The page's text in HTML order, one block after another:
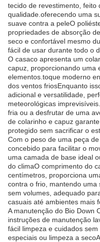
tecido de revestimento, feito
qualidade.oferecendo uma
suave contra a peleO
propriedades de absorção
seco e confortável mesmo
fácil de usar durante todo o
O casaco apresenta um
capuz, proporcionando uma
elementos.toque moderno
dos ventos friosEnquanto
adicional e versatilidade,
meteorológicas
fria ou a desfrutar de uma
de colarinho e capuz
protegido sem sacrificar o
Com o peso de uma peça
concebido para facilitar o
uma camada de base ideal
do climaO comprimento do
centímetros, proporciona
contra o frio, mantendo uma
sem volumes, adequado
casuais até ambientes mais
A manutenção do Bio Down
instruções de manutenção
fácil limpeza e cuidados
especiais ou limpeza a